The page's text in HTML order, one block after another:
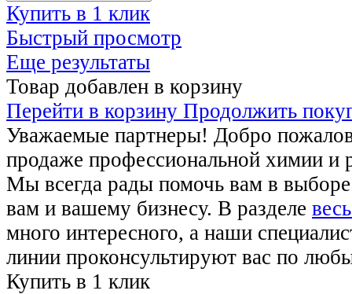
Купить в 1 клик
Быстрый просмотр
Еще результаты
Товар добавлен в корзину
Перейти в корзину Продолжить
Уважаемые партнеры! Добро
продаже профессиональной химии и
Мы всегда рады помочь вам в
вам и вашему бизнесу. В разделе
много интересного, а наши
линии проконсультируют вас по
Купить в 1 клик